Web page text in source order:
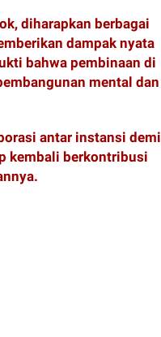
diharapkan berbagai
dampak nyata
bahwa pembinaan di
mental dan
antar instansi demi
kembali berkontribusi